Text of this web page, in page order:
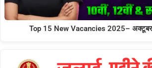
Top 15 New Vacancies 2025–